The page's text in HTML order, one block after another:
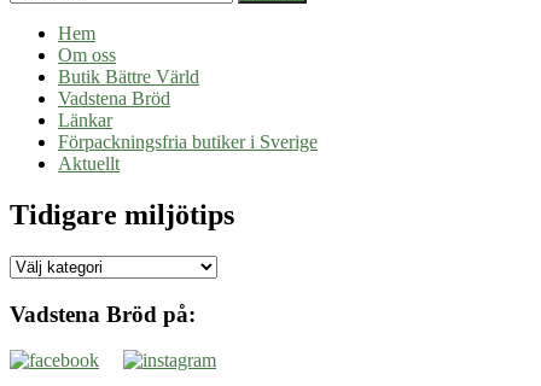
Hem
Om oss
Butik Bättre Värld
Vadstena Bröd
Länkar
Förpackningsfria butiker i Sverige
Aktuellt
Tidigare miljötips
Tidigare
Vadstena Bröd på: